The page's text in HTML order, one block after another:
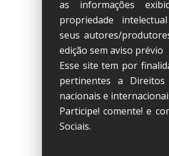
as informações
propriedade
seus autores/
edição sem aviso prévio
Esse site tem por
pertinentes a Direitos
nacionais e
Participe! comente! e
Sociais.